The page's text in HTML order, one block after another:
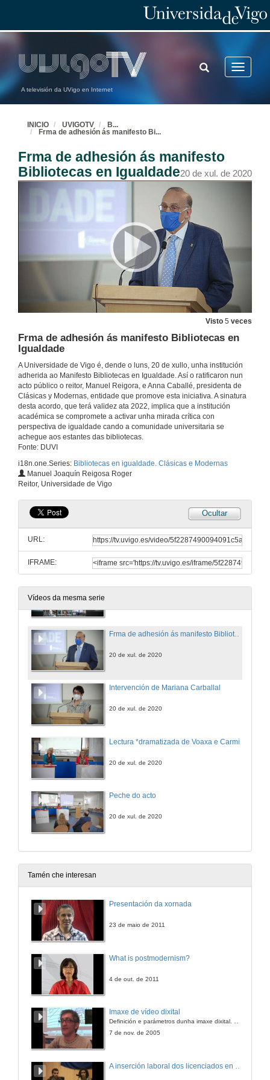
A televisión da UVigo en Internet
Toggle
TOGGLE
SEARCH
INICIO UVIGOTV B...
Frma de adhesión ás manifesto Bi...
Frma de adhesión ás manifesto
Bibliotecas en Igualdade20 de xul. de 2020
Visto 5 veces
Frma de adhesión ás manifesto Bibliotecas en
Igualdade
A Universidade de Vigo é, dende o luns, 20 de xullo, unha institución
adherida ao Manifesto Bibliotecas en Igualdade. Así o ratificaron nun
acto público o reitor, Manuel Reigora, e Anna Caballé, presidenta de
Clásicas y Modernas, entidade que promove esta iniciativa. A sinatura
desta acordo, que terá validez ata 2022, implica que a institución
académica se compromete a activar unha mirada crítica con
perspectiva de igualdade cando a comunidade universitaria se
achegue aos estantes das bibliotecas.
Fonte: DUVI
i18n.one.Series: Bibliotecas en igualdade. Clásicas e Modernas
Manuel Joaquín Reigosa Roger
Reitor, Universidade de Vigo
Ocultar
URL:
IFRAME:
Vídeos da mesma serie
20 de xul. de 2020
20 de xul. de 2020
Intervención de Mariana Carballal
20 de xul. de 2020
Lectura *dramatizada de Voaxa e Carmín
20 de xul. de 2020
Peche do acto
20 de xul. de 2020
Tamén che interesan
Presentación da xornada
23 de maio de 2011
What is postmodernism?
4 de out. de 2011
Imaxe de vídeo dixital
7 de nov. de 2005